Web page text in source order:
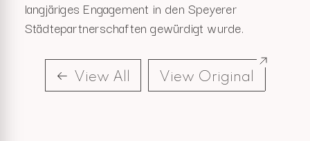
langjäriges Engagement in den Speyerer
Städtepartnerschaften gewürdigt wurde.
View All View Original